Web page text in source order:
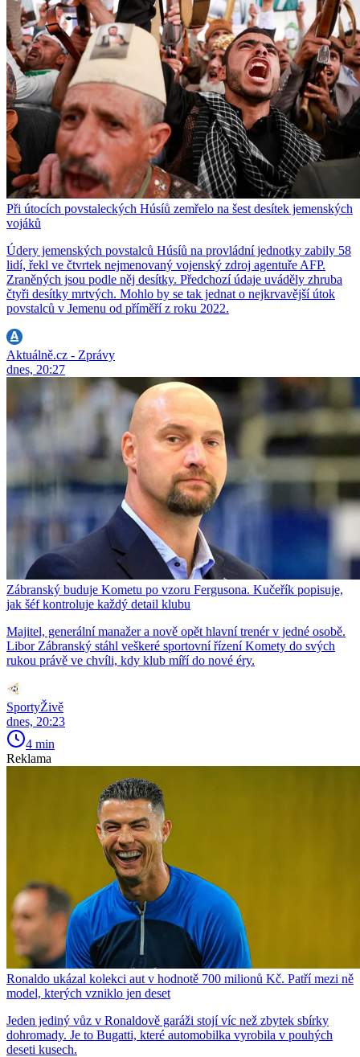
Při útocích povstaleckých Húsíů zemřelo na šest desítek jemenských
vojáků
Údery jemenských povstalců Húsíů na provládní jednotky zabily 58
lidí, řekl ve čtvrtek nejmenovaný vojenský zdroj agentuře AFP.
Zraněných jsou podle něj desítky. Předchozí údaje uváděly zhruba
čtyři desítky mrtvých. Mohlo by se tak jednat o nejkrvavější útok
povstalců v Jemenu od příměří z roku 2022.
Aktuálně.cz - Zprávy
dnes, 20:27
Zábranský buduje Kometu po vzoru Fergusona. Kučeřík popisuje,
jak šéf kontroluje každý detail klubu
Majitel, generální manažer a nově opět hlavní trenér v jedné osobě.
Libor Zábranský stáhl veškeré sportovní řízení Komety do svých
rukou právě ve chvíli, kdy klub míří do nové éry.
SportyŽivě
dnes, 20:23
4 min
Reklama
Ronaldo ukázal kolekci aut v hodnotě 700 milionů Kč. Patří mezi ně
model, kterých vzniklo jen deset
Jeden jediný vůz v Ronaldově garáži stojí víc než zbytek sbírky
dohromady. Je to Bugatti, které automobilka vyrobila v pouhých
deseti kusech.